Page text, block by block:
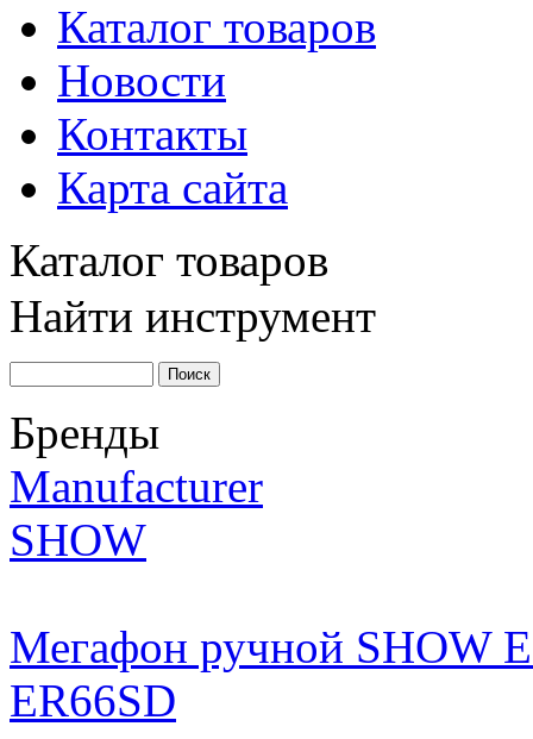
Каталог товаров
Новости
Контакты
Карта сайта
Каталог товаров
Найти инструмент
Бренды
Manufacturer
SHOW
Мегафон ручной SHOW
ER66SD